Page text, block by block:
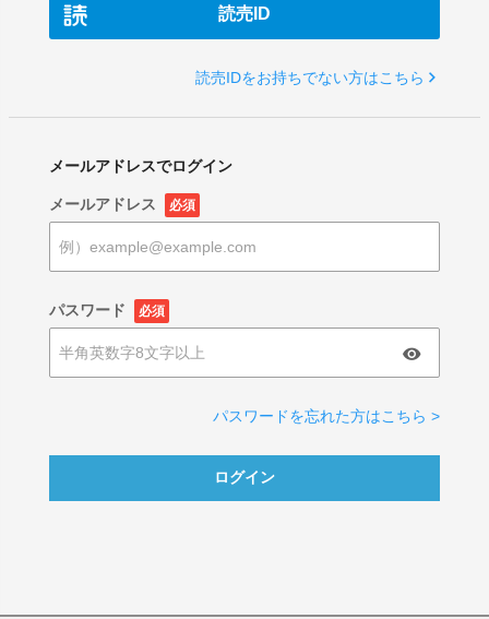
読売ID
読売IDをお持ちでない方はこちら
メールアドレスでログイン
メールアドレス 必須
パスワード 必須
パスワードを忘れた方はこちら >
ログイン